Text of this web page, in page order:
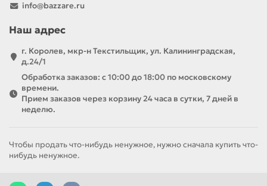
info@bazzare.ru
Наш адрес
г. Королев, мкр-н Текстильщик, ул. Калининградская,
д.24/1
Обработка заказов: с 10:00 до 18:00 по московскому
времени.
Прием заказов через корзину 24 часа в сутки, 7 дней в
неделю.
Чтобы продать что-нибудь ненужное, нужно сначала купить что-
нибудь ненужное.